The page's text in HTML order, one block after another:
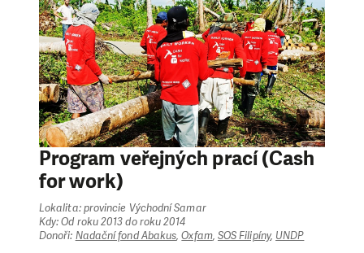
Celkem bylo opraveno 66 školních budov se 125
třídami a pro každou třídu bylo rovněž zajištěno
(opraveno, či postaveno) jedno sanitární zařízení. Z
toho 46 tříd prošlo generálními opravami (stěžejní
stavební práce byly oprava střechy, dveří a oken) a 79
tříd prošlo kompletní rekonstrukcí. Díky nám získalo
více jak 4 800 dětí opětovný přístup a vhodné
podmínky ke vzdělání.
Program veřejných prací (Cash
for work)
Lokalita: provincie Východní Samar
Kdy: Od roku 2013 do roku 2014
Donoři: Nadační fond Abakus,Oxfam, SOS Filipíny, UNDP